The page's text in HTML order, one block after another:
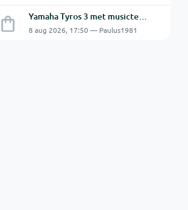
Yamaha Tyros 3 met musictech MT 50 B-Grif
8 aug 2026, 17:50 — Paulus1981